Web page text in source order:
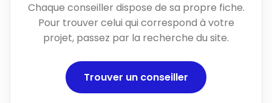
Chaque conseiller dispose de sa propre fiche.
Pour trouver celui qui correspond à votre
projet, passez par la recherche du site.
Trouver un conseiller